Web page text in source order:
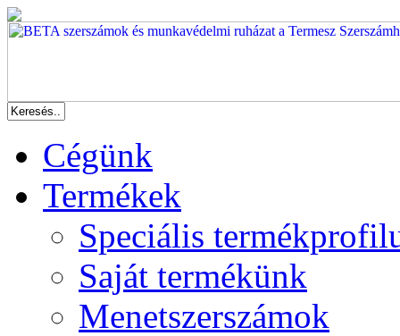
Cégünk
Termékek
Speciális
Saját termékünk
Menetszerszámok